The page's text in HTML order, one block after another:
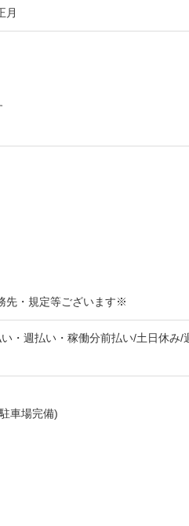
月
先・規定等ございます※
・週払い・稼働分前払い/土日休み
車場完備)